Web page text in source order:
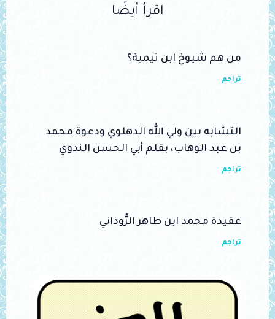
اقرأ أيضًا
من هم شيوخ ابن تيمية؟
تراجم
التشابه بين ولي الله الدهلوي ودعوة محمد
بن عبد الوهاب، بقلم أبي الحسن الندوي
تراجم
عقيدة محمد ابن طاهر الرُّوداني
تراجم